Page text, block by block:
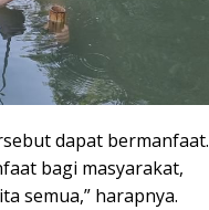
dapat bermanfaat.
bagi masyarakat,
semua,” harapnya.